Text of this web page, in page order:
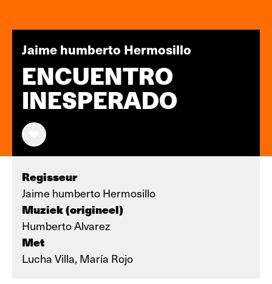
Jaime humberto Hermosillo
ENCUENTRO
INESPERADO
Regisseur
Jaime humberto Hermosillo
Muziek (origineel)
Humberto Alvarez
Met
Lucha Villa, María Rojo